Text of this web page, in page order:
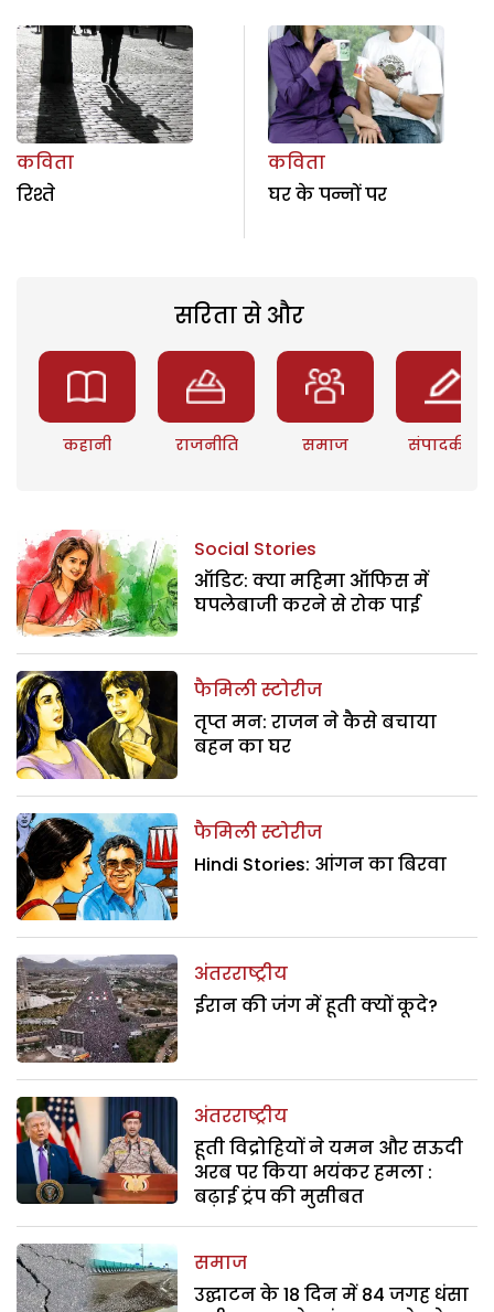
कविता
रिश्ते
कविता
घर के पन्नों पर
सरिता से और
कहानी राजनीति समाज संपादकीय
Social Stories
ऑडिट: क्या महिमा ऑफिस में
घपलेबाजी करने से रोक पाई
फैमिली स्टोरीज
तृप्त मन: राजन ने कैसे बचाया
बहन का घर
फैमिली स्टोरीज
Hindi Stories: आंगन का बिरवा
अंतरराष्ट्रीय
ईरान की जंग में हूती क्यों कूदे?
अंतरराष्ट्रीय
हूती विद्रोहियों ने यमन और सऊदी
अरब पर किया भयंकर हमला :
बढ़ाई ट्रंप की मुसीबत
समाज
उद्घाटन के 18 दिन में 84 जगह धंसा